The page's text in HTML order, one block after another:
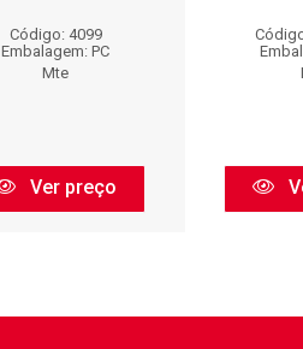
Código: 4099
Embalagem: PC
Mte
Ver preço